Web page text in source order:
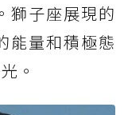
獅子座展現的
能量和積極態
。